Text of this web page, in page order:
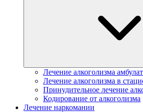
Лечение алкоголизма
Лечение алкоголизма в
Принудительное лечение
Кодирование от алкоголизма
Лечение наркомании